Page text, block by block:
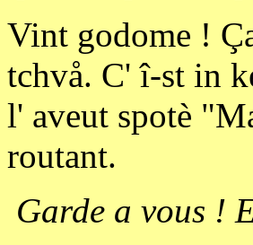
Vint godome !
tchvå. C' î-st in
l' aveut spotè
routant.
Garde a vous !